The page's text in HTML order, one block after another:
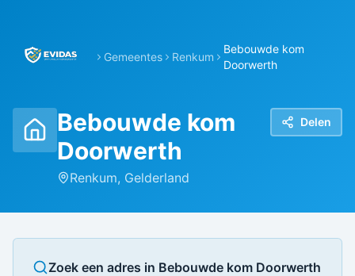
Gemeentes Renkum
Bebouwde kom
Doorwerth
Bebouwde kom
Doorwerth
Renkum, Gelderland
Delen
Zoek een adres in Bebouwde kom Doorwerth